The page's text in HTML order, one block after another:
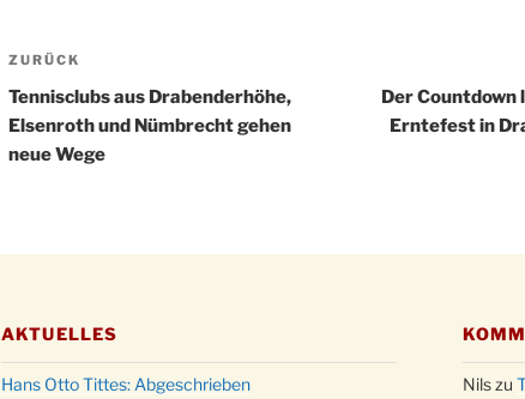
Beitragsnavigation
Vorheriger
Beitrag
ZURÜCK
Tennisclubs aus Drabenderhöhe,
Elsenroth und Nümbrecht gehen
neue Wege
Der Countdown
Erntefest in
AKTUELLES
Hans Otto Tittes: Abgeschrieben Nilszu